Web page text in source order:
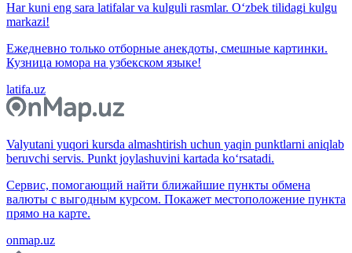
Har kuni eng sara latifalar va kulguli rasmlar. O‘zbek tilidagi kulgu
markazi!
Ежедневно только отборные анекдоты, смешные картинки.
Кузница юмора на узбекском языке!
latifa.uz
Valyutani yuqori kursda almashtirish uchun yaqin punktlarni aniqlab
beruvchi servis. Punkt joylashuvini kartada ko‘rsatadi.
Сервис, помогающий найти ближайшие пункты обмена
валюты с выгодным курсом. Покажет местоположение пункта
прямо на карте.
onmap.uz